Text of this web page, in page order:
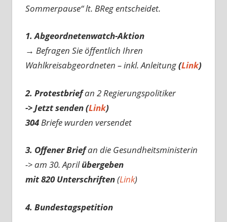
Sommerpause“ lt. BReg entscheidet.
1. Abgeordnetenwatch-Aktion
→ Befragen Sie öffentlich Ihren
Wahlkreisabgeordneten – inkl. Anleitung(Link)
2. Protestbriefan 2 Regierungspolitiker
-> Jetzt senden (Link)
304Briefe wurden versendet
3. Offener Briefan die Gesundheitsministerin
-> am 30. Aprilübergeben
mit 820 Unterschriften(Link)
4. Bundestagspetition